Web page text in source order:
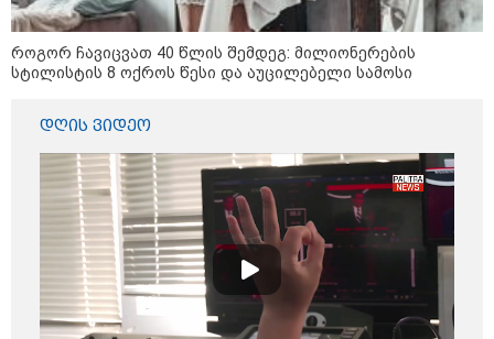
პოლიტიკა
როგორ ჩავიცვათ 40 წლის შემდეგ: მილიონერების
სტილისტის 8 ოქროს წესი და აუცილებელი სამოსი
დღის ვიდეო